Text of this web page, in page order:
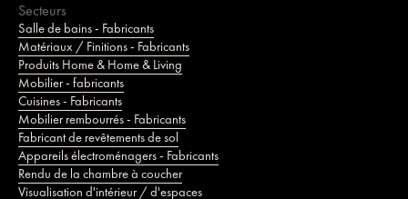
Secteurs
Salle de bains - Fabricants
Matériaux / Finitions - Fabricants
Produits Home & Home & Living
Mobilier - fabricants
Cuisines - Fabricants
Mobilier rembourrés - Fabricants
Fabricant de revêtements de sol
Appareils électroménagers - Fabricants
Rendu de la chambre à coucher
Visualisation d'intérieur / d'espaces